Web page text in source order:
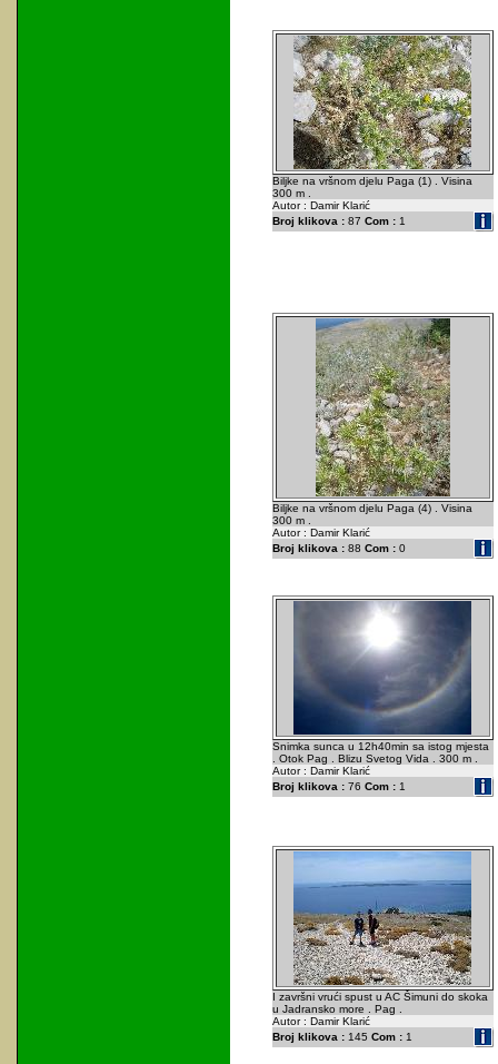
Biljke na vršnom djelu Paga (1) . Visina
300 m .
Autor : Damir Klarić
Broj klikova :87 Com :1
Biljke na vršnom djelu Paga (4) . Visina
300 m .
Autor : Damir Klarić
Broj klikova :88 Com :0
Snimka sunca u 12h40min sa istog mjesta
. Otok Pag . Blizu Svetog Vida . 300 m .
Autor : Damir Klarić
Broj klikova :76 Com :1
I završni vrući spust u AC Šimuni do skoka
u Jadransko more . Pag .
Autor : Damir Klarić
Broj klikova :145 Com :1